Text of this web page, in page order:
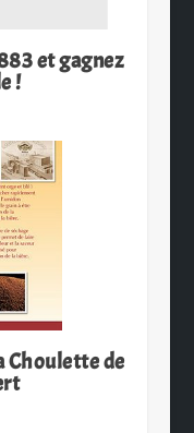
et gagnez
!
Choulette de